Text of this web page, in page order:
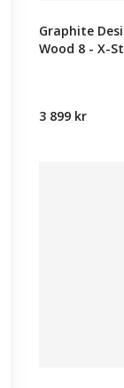
Graphite
Wood 8 - X-
3 899 kr